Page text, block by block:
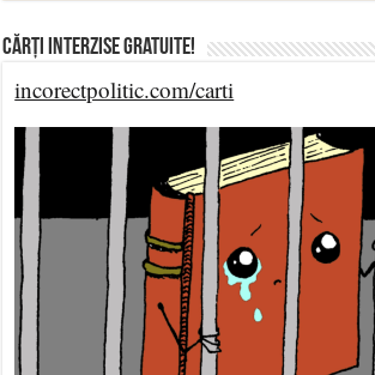
Cărți Interzise Gratuite!
incorectpolitic.com/carti